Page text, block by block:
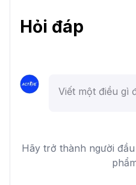
Hỏi đáp
Hãy trở thành người